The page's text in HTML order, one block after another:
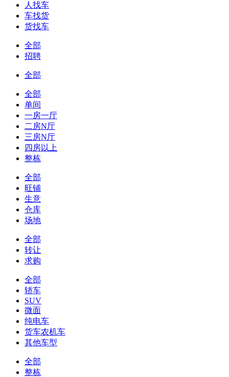
人找车
车找货
货找车
全部
招聘
全部
全部
单间
一房一厅
二房N厅
三房N厅
四房以上
整栋
全部
旺铺
生意
仓库
场地
全部
转让
求购
全部
轿车
SUV
微面
纯电车
货车农机车
其他车型
全部
整栋